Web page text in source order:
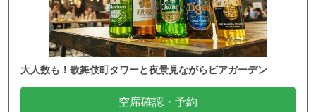
大人数も！歌舞伎町タワーと夜景見ながらビアガーデン
空席確認・予約